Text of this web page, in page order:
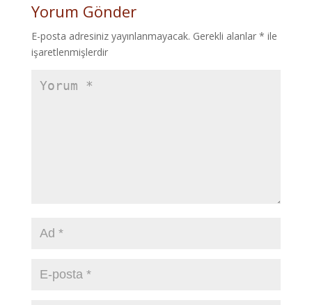
Yorum Gönder
E-posta adresiniz yayınlanmayacak. Gerekli alanlar * ile
işaretlenmişlerdir